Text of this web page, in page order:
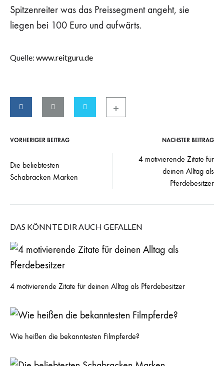
Spitzenreiter was das Preissegment angeht, sie
liegen bei 100 Euro und aufwärts.
Quelle: www.reitguru.de
Post
navigation
VORHERIGER BEITRAG NÄCHSTER BEITRAG
Die beliebtesten
Schabracken Marken
4 motivierende Zitate für
deinen Alltag als
Pferdebesitzer
DAS KÖNNTE DIR AUCH GEFALLEN
4 motivierende Zitate für deinen Alltag als Pferdebesitzer
Wie heißen die bekanntesten Filmpferde?